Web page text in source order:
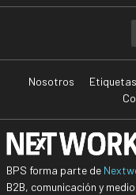
Nosotros Etiquetas
BPS forma parte de
B2B, comunicación y